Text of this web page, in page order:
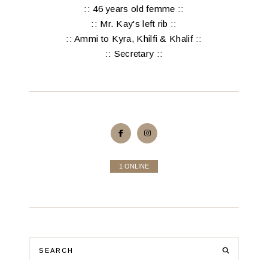
:: 46 years old femme ::
:: Mr. Kay's left rib ::
:: Ammi to Kyra, Khilfi & Khalif ::
:: Secretary ::
1 ONLINE